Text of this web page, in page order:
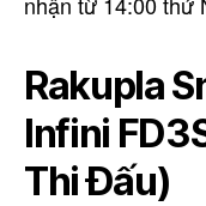
Rakupla
Infini
Thi Đấu)